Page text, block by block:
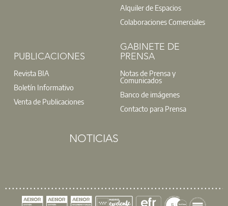
El próximo 18 de noviembre, a las 18h30, el Gabinete de
asistentes podrán explorar la búsqueda de propósitos a
Centro de Atención Integral (CAI)
Alquiler de Espacios
Colaboraciones Comerciales
PUBLICACIONES
Revista BIA
Boletín Informativo
Venta de Publicaciones
GABINETE DE
PRENSA
Notas de Prensa y
Comunicados
Banco de imágenes
Contacto para Prensa
NOTICIAS